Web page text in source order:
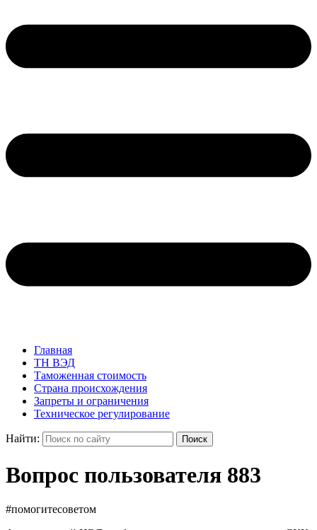
Главная
ТН ВЭД
Таможенная стоимость
Страна происхождения
Запреты и ограничения
Техническое регулирование
Найти: Поиск
Вопрос пользователя 883
#помогитесоветом